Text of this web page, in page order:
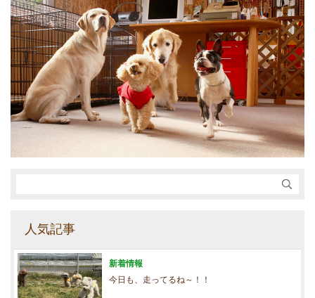
人気記事
新着情報
今日も、走ってるね～！！